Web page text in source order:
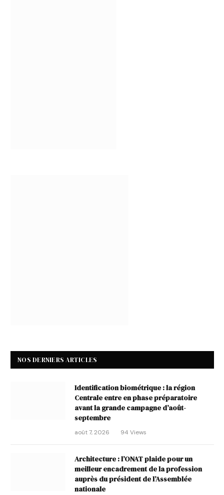
NOS DERNIERS ARTICLES
Identification biométrique : la région
Centrale entre en phase préparatoire
avant la grande campagne d’août-
septembre
août 7, 2026 94 Views
Architecture : l’ONAT plaide pour un
meilleur encadrement de la profession
auprès du président de l’Assemblée
nationale